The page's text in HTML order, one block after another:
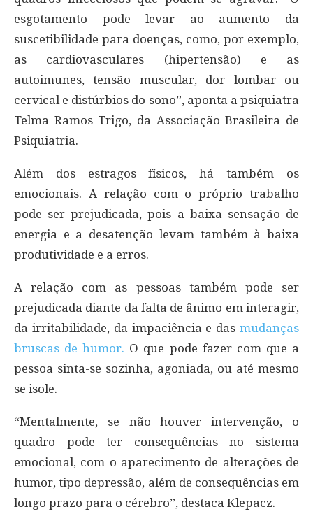
esgotamento pode levar ao aumento da
suscetibilidade para doenças, como, por exemplo,
as cardiovasculares (hipertensão) e as
autoimunes, tensão muscular, dor lombar ou
cervical e distúrbios do sono”, aponta a psiquiatra
Telma Ramos Trigo, da Associação Brasileira de
Psiquiatria.
Além dos estragos físicos, há também os
emocionais. A relação com o próprio trabalho
pode ser prejudicada, pois a baixa sensação de
energia e a desatenção levam também à baixa
produtividade e a erros.
A relação com as pessoas também pode ser
prejudicada diante da falta de ânimo em interagir,
da irritabilidade, da impaciência e das mudanças
bruscas de humor. O que pode fazer com que a
pessoa sinta-se sozinha, agoniada, ou até mesmo
se isole.
“Mentalmente, se não houver intervenção, o
quadro pode ter consequências no sistema
emocional, com o aparecimento de alterações de
humor, tipo depressão, além de consequências em
longo prazo para o cérebro”, destaca Klepacz.